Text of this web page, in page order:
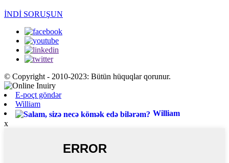
İNDİ SORUŞUN
© Copyright - 2010-2023: Bütün hüquqlar qorunur.
E-poçt göndər
William
William
x